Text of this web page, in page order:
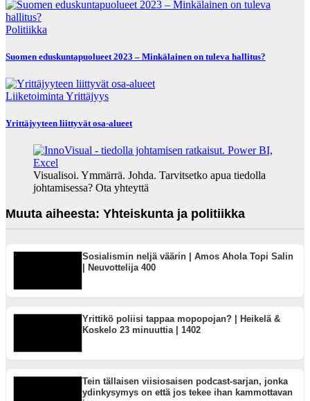
Politiikka
Suomen eduskuntapuolueet 2023 – Minkälainen on tuleva hallitus?
Liiketoiminta Yrittäjyys
Yrittäjyyteen liittyvät osa-alueet
Visualisoi. Ymmärrä. Johda. Tarvitsetko apua tiedolla
johtamisessa? Ota yhteyttä
Muuta aiheesta: Yhteiskunta ja politiikka
Sosialismin neljä väärin | Amos Ahola Topi Salin
| Neuvottelija 400
Yrittikö poliisi tappaa mopopojan? | Heikelä &
Koskelo 23 minuuttia | 1402
Tein tällaisen viisiosaisen podcast-sarjan, jonka
ydinkysymys on että jos tekee ihan kammottavan